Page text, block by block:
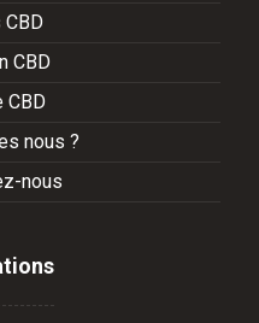
CBD
CBD
CBD
nous ?
nous